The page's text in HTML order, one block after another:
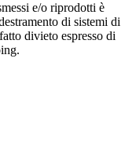
e/o riprodotti è
di sistemi di
divieto espresso di